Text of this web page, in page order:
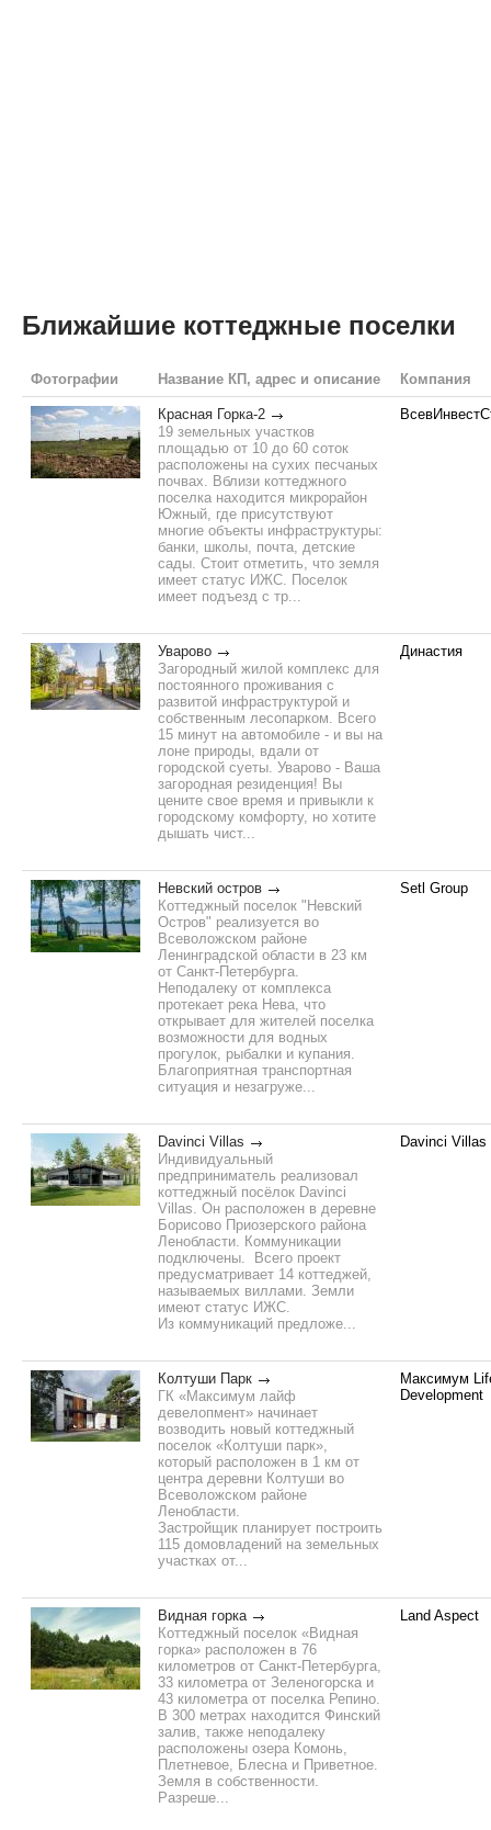
Ближайшие коттеджные поселки
Фотографии Название КП, адрес и описание Компания
Красная Горка-2
19 земельных участков
площадью от 10 до 60 соток
расположены на сухих песчаных
почвах. Вблизи коттеджного
поселка находится микрорайон
Южный, где присутствуют
многие объекты инфраструктуры:
банки, школы, почта, детские
сады. Стоит отметить, что земля
имеет статус ИЖС. Поселок
имеет подъезд с тр...
Уварово
Загородный жилой комплекс для
постоянного проживания с
развитой инфраструктурой и
собственным лесопарком. Всего
15 минут на автомобиле - и вы на
лоне природы, вдали от
городской суеты. Уварово - Ваша
загородная резиденция! Вы
цените свое время и привыкли к
городскому комфорту, но хотите
дышать чист...
Династия
Невский остров
Коттеджный поселок "Невский
Остров" реализуется во
Всеволожском районе
Ленинградской области в 23 км
от Санкт-Петербурга.
Неподалеку от комплекса
протекает река Нева, что
открывает для жителей поселка
возможности для водных
прогулок, рыбалки и купания.
Благоприятная транспортная
ситуация и незагруже...
Setl Group
Davinci Villas
Индивидуальный
предприниматель реализовал
коттеджный посёлок Davinci
Villas. Он расположен в деревне
Борисово Приозерского района
Ленобласти. Коммуникации
подключены. Всего проект
предусматривает 14 коттеджей,
называемых виллами. Земли
имеют статус ИЖС.
Из коммуникаций предложе...
Davinci Villas
Колтуши Парк
ГК «Максимум лайф
девелопмент» начинает
возводить новый коттеджный
поселок «Колтуши парк»,
который расположен в 1 км от
центра деревни Колтуши во
Всеволожском районе
Ленобласти.
Застройщик планирует построить
115 домовладений на земельных
участках от...
Максимум
Development
Видная горка
Коттеджный поселок «Видная
горка» расположен в 76
километров от Санкт-Петербурга,
33 километра от Зеленогорска и
43 километра от поселка Репино.
В 300 метрах находится Финский
залив, также неподалеку
расположены озера Комонь,
Плетневое, Блесна и Приветное.
Земля в собственности.
Разреше...
Land Aspect